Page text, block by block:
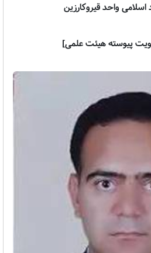
اسلامی واحد قیروکارزین
پیوسته هیئت علمی]